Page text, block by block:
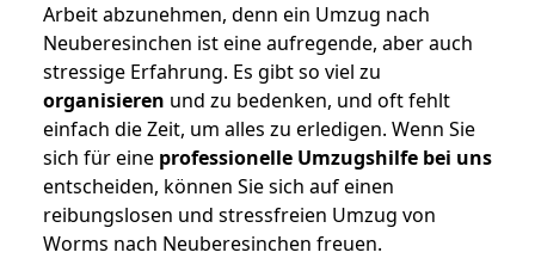
Arbeit abzunehmen, denn ein Umzug nach
Neuberesinchen ist eine aufregende, aber auch
stressige Erfahrung. Es gibt so viel zu
organisieren und zu bedenken, und oft fehlt
einfach die Zeit, um alles zu erledigen. Wenn Sie
sich für eine professionelle Umzugshilfe bei uns
entscheiden, können Sie sich auf einen
reibungslosen und stressfreien Umzug von
Worms nach Neuberesinchen freuen.